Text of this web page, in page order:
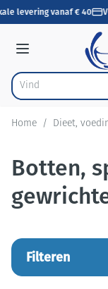
Ga naar de inhoud
1 van 1
levering vanaf € 40
Menu
Product, merk,
Vind snel wondv
Home / Dieet,
Botten,
Filteren